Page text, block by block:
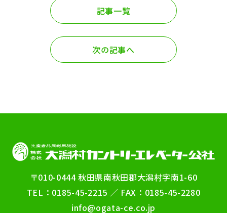
記事一覧
次の記事へ
〒010-0444 秋田県南秋田郡大潟村字南1-60
TEL：0185-45-2215 ／ FAX：0185-45-2280
info@ogata-ce.co.jp